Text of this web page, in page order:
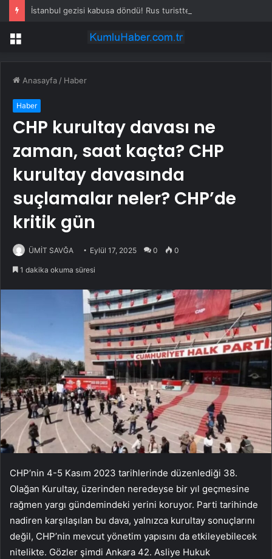
Menü
Anasayfa / Haber
Haber
CHP kurultay davası ne
zaman, saat kaçta? CHP
kurultay davasında
suçlamalar neler? CHP’de
kritik gün
ÜMİT SAVĞA Eylül 17, 2025 0 0
1 dakika okuma süresi
CHP’nin 4-5 Kasım 2023 tarihlerinde düzenlediği 38.
Olağan Kurultay, üzerinden neredeyse bir yıl geçmesine
rağmen yargı gündemindeki yerini koruyor. Parti tarihinde
nadiren karşılaşılan bu dava, yalnızca kurultay sonuçlarını
değil, CHP’nin mevcut yönetim yapısını da etkileyebilecek
nitelikte. Gözler şimdi Ankara 42. Asliye Hukuk